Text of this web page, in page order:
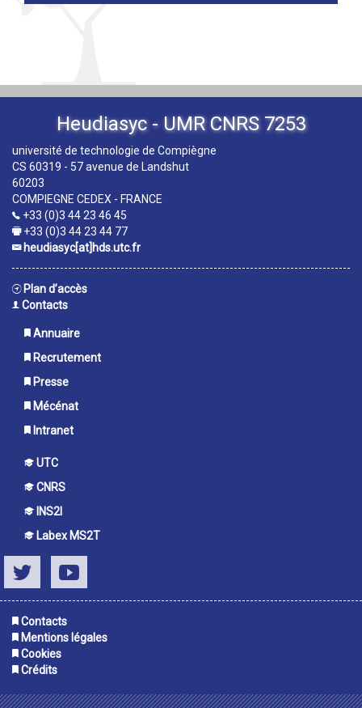
Heudiasyc - UMR CNRS 7253
université de technologie de Compiègne
CS 60319 - 57 avenue de Landshut
60203
COMPIEGNE CEDEX - FRANCE
+33 (0)3 44 23 46 45
+33 (0)3 44 23 44 77
heudiasyc[at]hds.utc.fr
Plan d’accès
Contacts
Annuaire
Recrutement
Presse
Mécénat
Intranet
UTC
CNRS
INS2I
Labex MS2T
TwitterYoutube
Contacts
Mentions légales
Cookies
Crédits